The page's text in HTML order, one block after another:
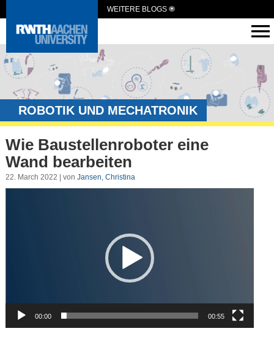
WEITERE BLOGS
ROBOTIK UND MECHATRONIK
Wie Baustellenroboter eine
Wand bearbeiten
22. March 2022 | von Jansen, Christina
00:00 00:55